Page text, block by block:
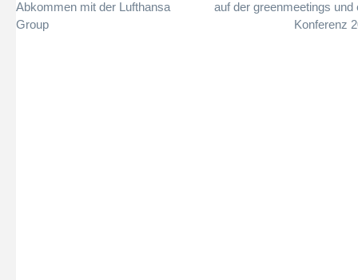
auf der greenmeetings und
Konferenz
Abkommen mit der Lufthansa
Group